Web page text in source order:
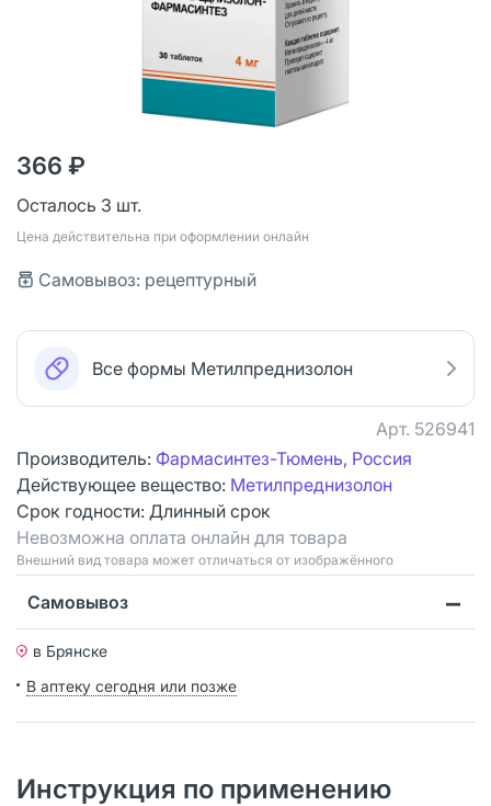
366 ₽
Осталось 3 шт.
Цена действительна при оформлении онлайн
Самовывоз: рецептурный
Все формы Метилпреднизолон
Арт. 526941
Производитель: Фармасинтез-Тюмень, Россия
Действующее вещество: Метилпреднизолон
Срок годности: Длинный срок
Невозможна оплата онлайн для товара
Bнешний вид товара может отличаться от изображённого
Самовывоз
в Брянске
В аптеку сегодня или позже
Инструкция по применению